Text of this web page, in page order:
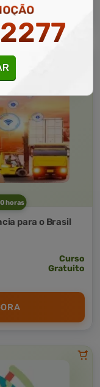
horas
para o Brasil
Curso
Gratuito